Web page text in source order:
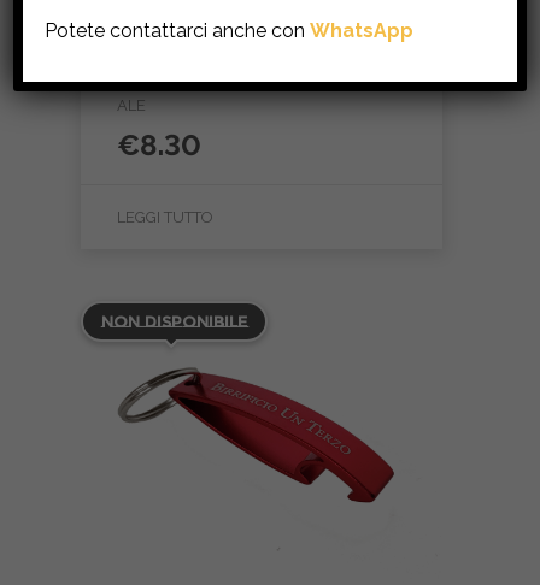
BIRRE, BOTTIGLIA 75CL, DARK STRONG
ALE
€8.30
LEGGI TUTTO
Non Disponibile
Potete contattarci anche conWhatsApp